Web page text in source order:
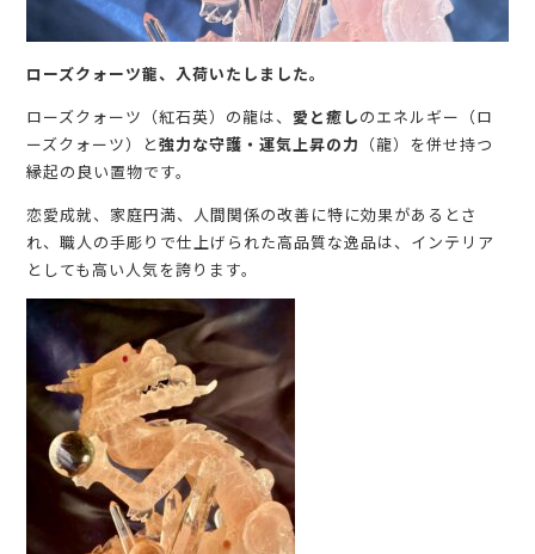
ローズクォーツ龍、入荷いたしました。
ローズクォーツ（紅石英）の龍は、 愛と癒しのエネルギー（ロ
ーズクォーツ）と強力な守護・運気上昇の力 （龍） を併せ持つ
縁起の良い置物です。
恋愛成就、家庭円満、 人間関係の改善に特に効果があるとさ
れ、職人の手彫りで仕上げられた高品質な逸品は、 インテリア
としても高い人気を誇ります。